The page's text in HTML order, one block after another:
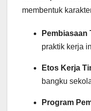
membentuk
Pembiasaan
praktik kerja
Etos Kerja
bangku
Program